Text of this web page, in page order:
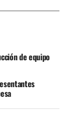
de equipo